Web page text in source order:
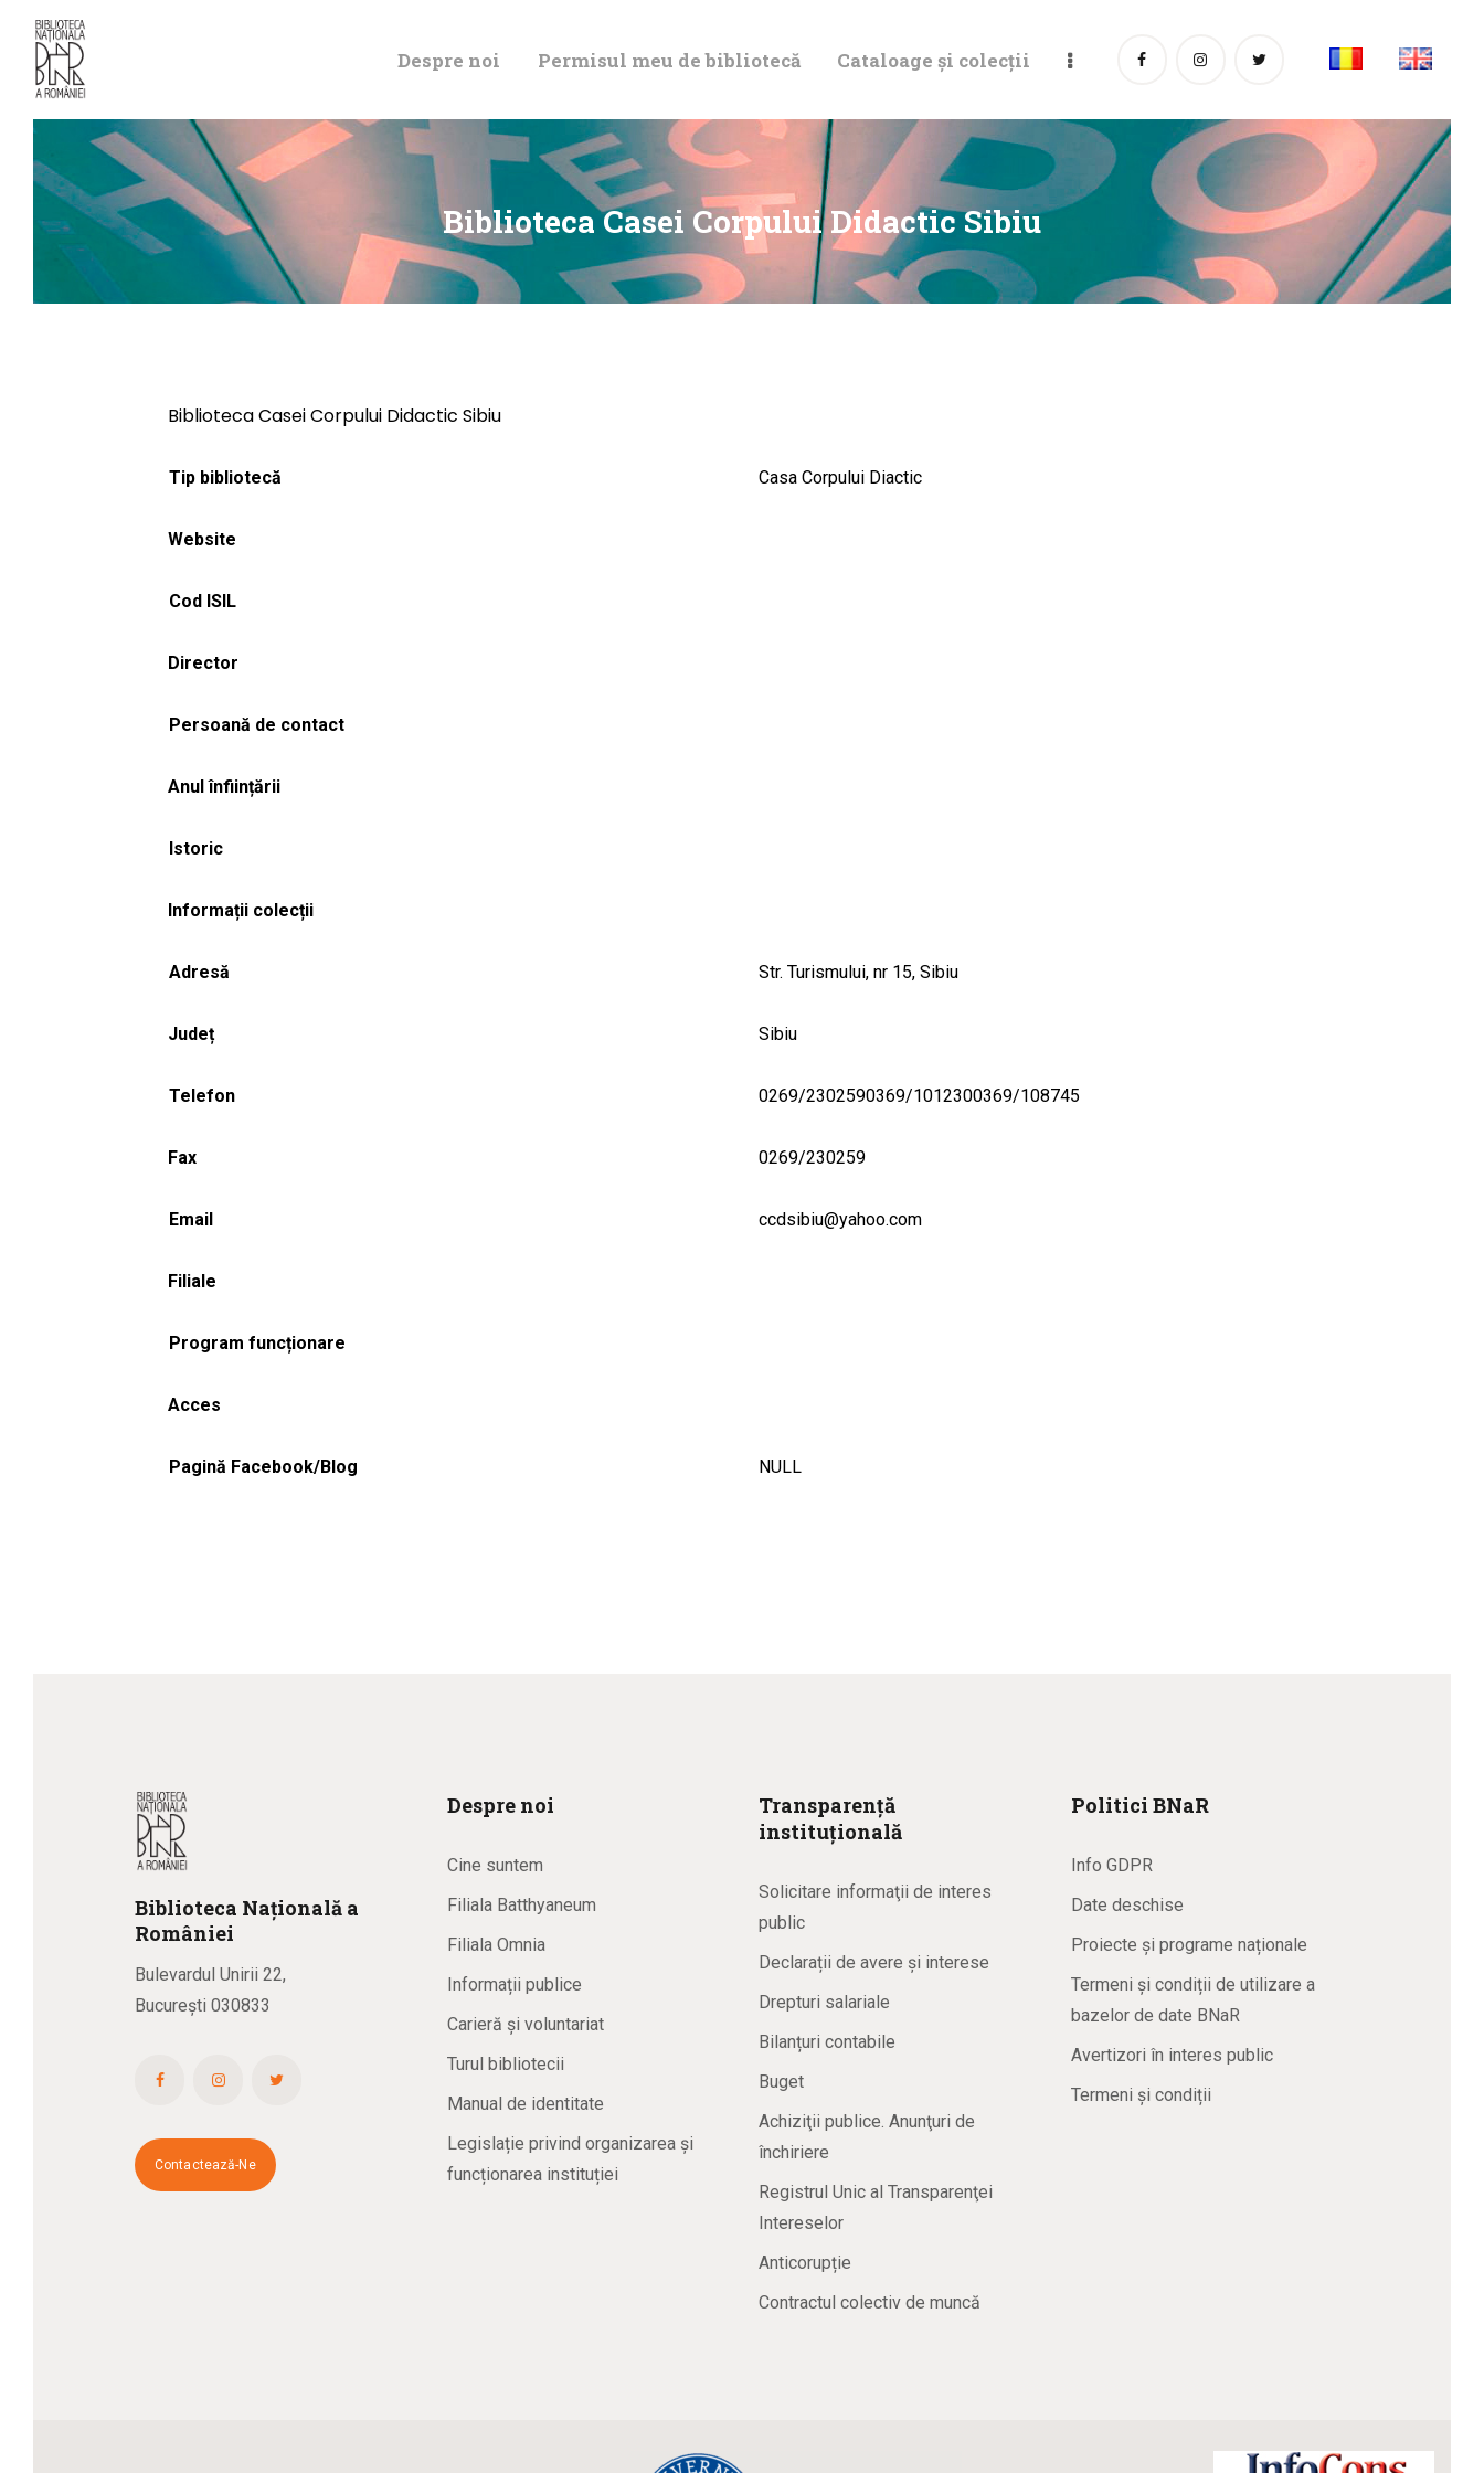
Despre noi Permisul meu de bibliotecă Cataloage și colecții
Biblioteca Casei Corpului Didactic Sibiu
DE BIBLIOTECĂ
CATALOAGE ȘI
COLECȚII
Biblioteca Casei Corpului Didactic Sibiu
Tip bibliotecă Casa Corpului Diactic
Website
Cod ISIL
Director
Persoană de contact
Anul înființării
Istoric
Informații colecții
Adresă Str. Turismului, nr 15, Sibiu
Județ Sibiu
Telefon 0269/2302590369/1012300369/108745
Fax 0269/230259
Email ccdsibiu@yahoo.com
Filiale
Program funcționare
Acces
Pagină Facebook/Blog NULL
Biblioteca Națională a
României
Bulevardul Unirii 22,
București 030833
Contactează-Ne
Despre noi
Cine suntem
Filiala Batthyaneum
Filiala Omnia
Informații publice
Carieră și voluntariat
Turul bibliotecii
Manual de identitate
Legislație privind organizarea și
funcționarea instituției
Transparență
instituțională
Solicitare informaţii de interes
public
Declarații de avere și interese
Drepturi salariale
Bilanțuri contabile
Buget
Achiziţii publice. Anunţuri de
închiriere
Registrul Unic al Transparenţei
Intereselor
Anticorupție
Contractul colectiv de muncă
Politici BNaR
Info GDPR
Date deschise
Proiecte și programe naționale
Termeni și condiții de utilizare a
bazelor de date BNaR
Avertizori în interes public
Termeni și condiții